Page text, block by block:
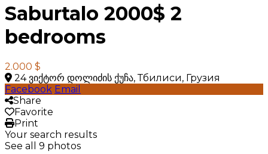
Saburtalo 2000$ 2
bedrooms
2.000 $
24 ვიქტორ დოლიძის ქუჩა, Тбилиси, Грузия
Facebook Email
Share
Favorite
Print
Your search results
See all 9 photos